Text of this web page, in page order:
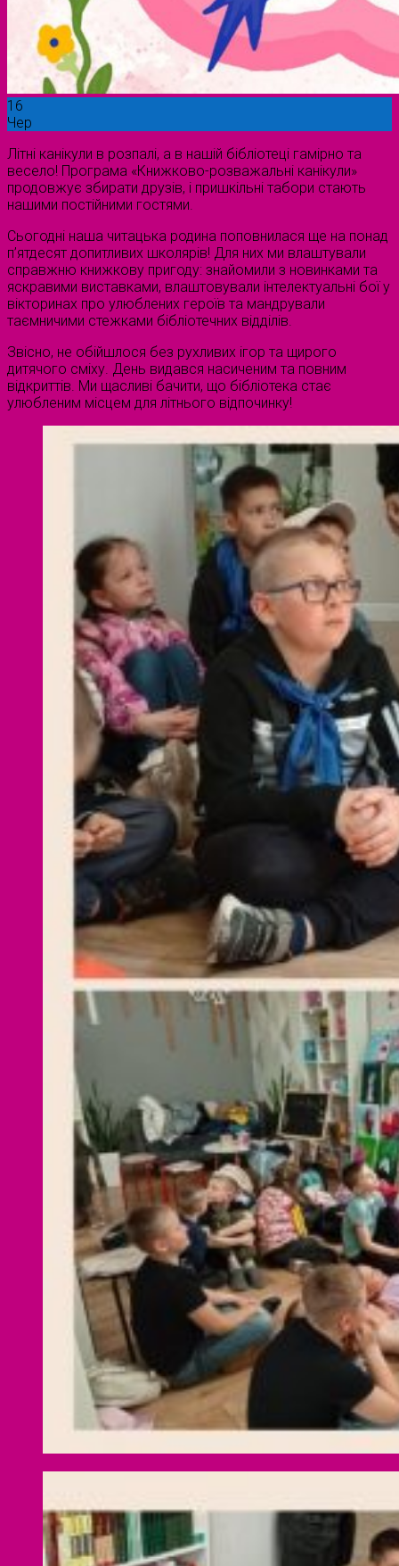
16
Чер
Літні канікули в розпалі, а в нашій бібліотеці гамірно та
весело! Програма «Книжково-розважальні канікули»
продовжує збирати друзів, і пришкільні табори стають
нашими постійними гостями.
Сьогодні наша читацька родина поповнилася ще на понад
п’ятдесят допитливих школярів! Для них ми влаштували
справжню книжкову пригоду: знайомили з новинками та
яскравими виставками, влаштовували інтелектуальні бої у
вікторинах про улюблених героїв та мандрували
таємничими стежками бібліотечних відділів.
Звісно, не обійшлося без рухливих ігор та щирого
дитячого сміху. День видався насиченим та повним
відкриттів. Ми щасливі бачити, що бібліотека стає
улюбленим місцем для літнього відпочинку!